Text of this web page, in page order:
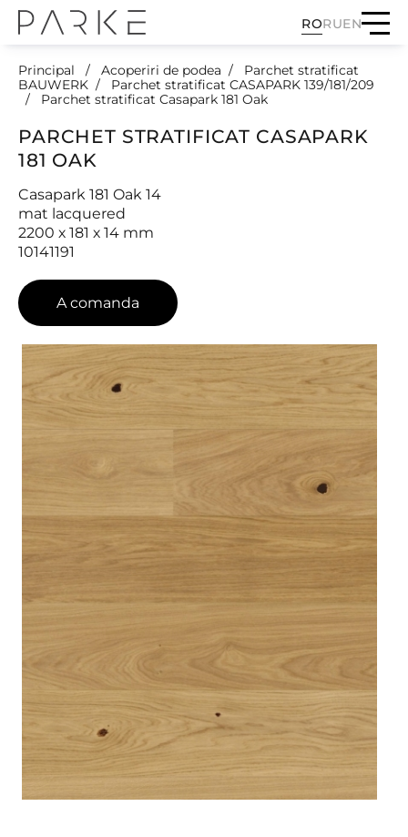
RORUEN
Principal Acoperiri de podea
Parchet stratificat
BAUWERK
Parchet stratificat CASAPARK 139/181/209
Parchet stratificat Casapark 181 Oak
PARCHET STRATIFICAT CASAPARK
181 OAK
Casapark 181 Oak 14
mat lacquered
2200 х 181 х 14 mm
10141191
A comanda